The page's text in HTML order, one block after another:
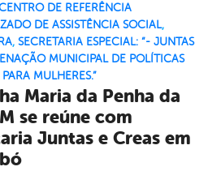
DE REFERÊNCIA
DE ASSISTÊNCIA SOCIAL,
, SECRETARIA ESPECIAL: “- JUNTAS
MUNICIPAL DE POLÍTICAS
MULHERES.”
Maria da Penha da
se reúne com
Juntas e Creas em